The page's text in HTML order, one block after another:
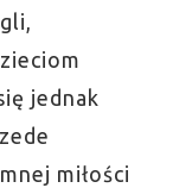
jednak
miłości